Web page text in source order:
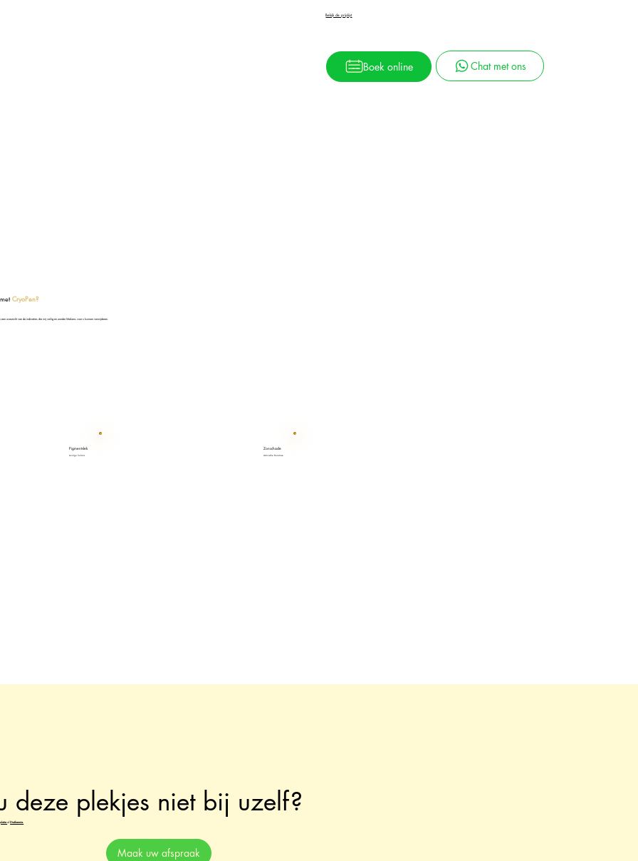
Bekijk de prijslijst
Boek online Chat met ons
CryoPen?
een overzicht van de indicaties die wij veilig en zonder littekens voor u kunnen verwijderen.
Pigmentvlek
Lentigo Solaris
Zonschade
Actinische Keratose
deze plekjes niet bij uzelf?
ofDiathermie.
Maak uw afspraak